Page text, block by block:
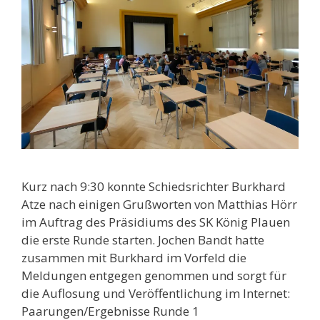
Kurz nach 9:30 konnte Schiedsrichter Burkhard
Atze nach einigen Grußworten von Matthias Hörr
im Auftrag des Präsidiums des SK König Plauen
die erste Runde starten. Jochen Bandt hatte
zusammen mit Burkhard im Vorfeld die
Meldungen entgegen genommen und sorgt für
die Auflosung und Veröffentlichung im Internet:
Paarungen/Ergebnisse Runde 1